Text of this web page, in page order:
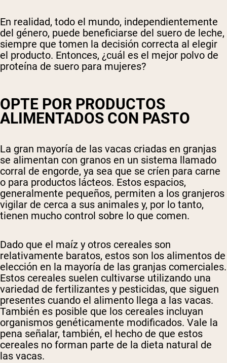
En realidad, todo el mundo, independientemente
del género, puede beneficiarse del suero de leche,
siempre que tomen la decisión correcta al elegir
el producto. Entonces, ¿cuál es el mejor polvo de
proteína de suero para mujeres?
OPTE POR PRODUCTOS
ALIMENTADOS CON PASTO
La gran mayoría de las vacas criadas en granjas
se alimentan con granos en un sistema llamado
corral de engorde, ya sea que se críen para carne
o para productos lácteos. Estos espacios,
generalmente pequeños, permiten a los granjeros
vigilar de cerca a sus animales y, por lo tanto,
tienen mucho control sobre lo que comen.
Dado que el maíz y otros cereales son
relativamente baratos, estos son los alimentos de
elección en la mayoría de las granjas comerciales.
Estos cereales suelen cultivarse utilizando una
variedad de fertilizantes y pesticidas, que siguen
presentes cuando el alimento llega a las vacas.
También es posible que los cereales incluyan
organismos genéticamente modificados. Vale la
pena señalar, también, el hecho de que estos
cereales no forman parte de la dieta natural de
las vacas.